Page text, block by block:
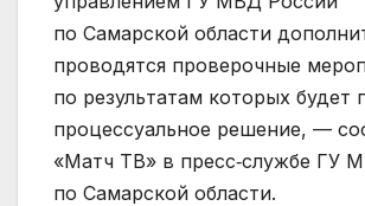
по Самарской области
проводятся проверочные
по результатам которых будет
процессуальное решение, —
«Матч ТВ» в пресс‑службе ГУ
по Самарской области.